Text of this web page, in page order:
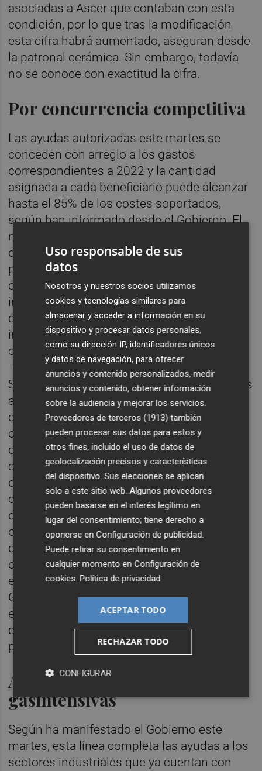
asociadas a Ascer que contaban con esta
condición, por lo que tras la modificación
esta cifra habrá aumentado, aseguran desde
la patronal cerámica. Sin embargo, todavía
no se conoce con exactitud la cifra.
Por concurrencia competitiva
Las ayudas autorizadas este martes se
conceden con arreglo a los gastos
correspondientes a 2022 y la cantidad
asignada a cada beneficiario puede alcanzar
hasta el 85% de los costes soportados,
según han informado desde el Gobierno. El
ministro del ramo,
declarado que esta subvención es "clave
para el sector industrial porque mejora su
competitividad y refuerza sus capacidades
industriales y el empleo en un momento
donde es necesario aumentar el peso de la
industria para acelerar la recuperación
económica y social tras la pandemia".
Según han informado desde el Ministerio, las
ayudas se conceden en régimen de
concurrencia competitiva y buscan
compensar parte de los cargos de la factura
de electricidad a los consumidores
electrointensivos en razón de la intensidad
de su uso de electricidad y su exposición al
comercio internacional. Los beneficiaron
deberán cumplir con una serie de
obligaciones en cuanto a consumo, gestión
de la energía, eficiencia energética y
contratación. Además, estas ayudas sí
estarían sujetas al artículo 13.3 bis de la Ley
General de Subvenciones, por lo que las
empresas que quieran solicitarlas tendrían
que acreditar un período medio de pago a
proveedores inferior a 60 días.
A la espera de las ayudas a
gasintensivas
Según ha manifestado el Gobierno este
martes, esta línea completa las ayudas a los
sectores industriales que ya cuentan con
Uso responsable de sus
datos
Nosotros y nuestros socios utilizamos
cookies y tecnologías similares para
almacenar y acceder a información en su
dispositivo y procesar datos personales,
como su dirección IP, identificadores únicos
y datos de navegación, para ofrecer
anuncios y contenido personalizados, medir
anuncios y contenido, obtener información
sobre la audiencia y mejorar los servicios.
Proveedores de terceros (1913) también
pueden procesar sus datos para estos y
otros fines, incluido el uso de datos de
geolocalización precisos y características
del dispositivo. Sus elecciones se aplican
solo a este sitio web. Algunos proveedores
pueden basarse en el interés legítimo en
lugar del consentimiento; tiene derecho a
oponerse enConfiguración de publicidad.
Puede retirar su consentimiento en
cualquier momento enConfiguración de
cookies.Política de privacidad
ACEPTAR TODO
RECHAZAR TODO
CONFIGURAR